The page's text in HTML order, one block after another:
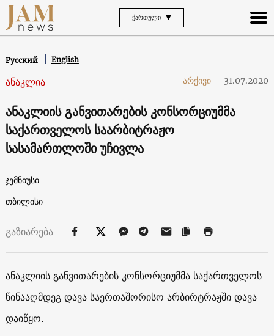
ᲥᲐᲠᲗᲣᲚᲘ
Русский English
ანაკლია არქივი - 31.07.2020
ანაკლიის განვითარების კონსორციუმმა
საქართველოს საარბიტრაჟო
სასამართლოში უჩივლა
ჯემნიუსი
თბილისი
გაზიარება
ანაკლიის განვითარების კონსორციუმმა საქართველოს
წინააღმდეგ დავა საერთაშორისო არბირტრაჟში დავა
დაიწყო.